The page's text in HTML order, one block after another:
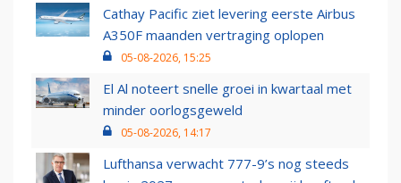
Cathay Pacific ziet levering eerste Airbus
A350F maanden vertraging oplopen
05-08-2026, 15:25
El Al noteert snelle groei in kwartaal met
minder oorlogsgeweld
05-08-2026, 14:17
Lufthansa verwacht 777-9’s nog steeds